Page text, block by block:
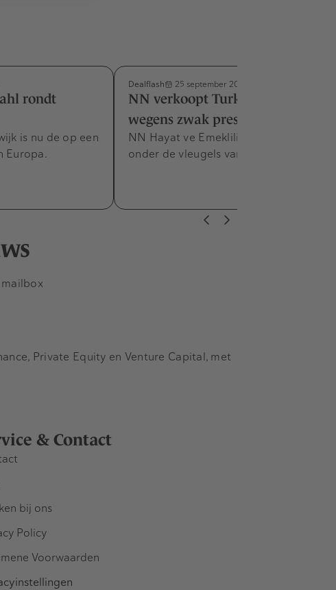
rondt
is nu de op een
Europa.
Dealflash 25 september 2024
NN verkoopt Turkse dochter
wegens zwak presteren
NN Hayat ve Emeklilik gaat verder
onder de vleugels van Zurich Türkiye.
& Contact
bij ons
Policy
Voorwaarden
Private Equity en Venture Capital, met